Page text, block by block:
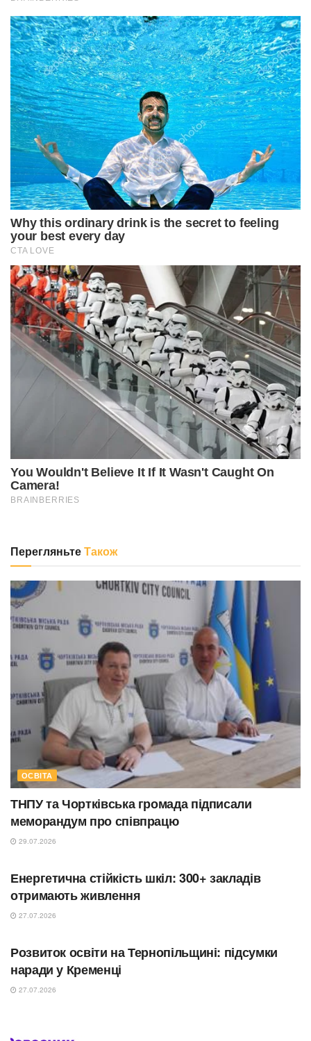
ПерегляньтеТакож
ОСВІТА
ТНПУ та Чортківська громада підписали
меморандум про співпрацю
29.07.2026
Енергетична стійкість шкіл: 300+ закладів
отримають живлення
27.07.2026
Розвиток освіти на Тернопільщині: підсумки
наради у Кременці
27.07.2026